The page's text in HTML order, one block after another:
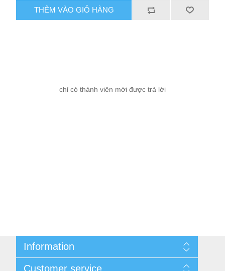
THÊM VÀO GIỎ HÀNG
chỉ có thành viên mới được trả lời
Information
Customer service